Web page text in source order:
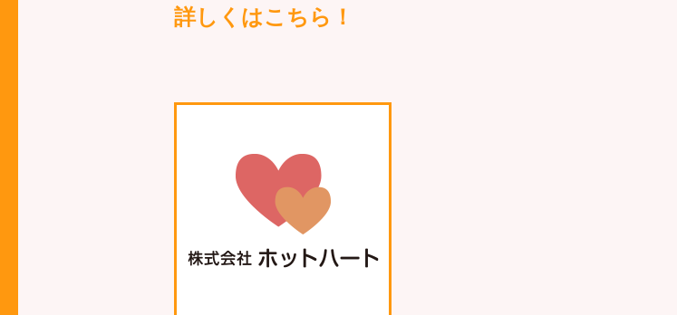
詳しくはこちら！